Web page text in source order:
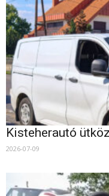
Kisteherautó
2026-07-09